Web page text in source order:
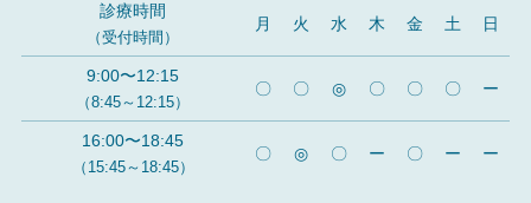
診療時間
（受付時間）
月 火 水 木 金 土 日
9:00〜12:15
（8:45～12:15）
〇 〇 ◎ 〇 〇 〇 ー
16:00〜18:45
（15:45～18:45）
〇 ◎ 〇 ー 〇 ー ー